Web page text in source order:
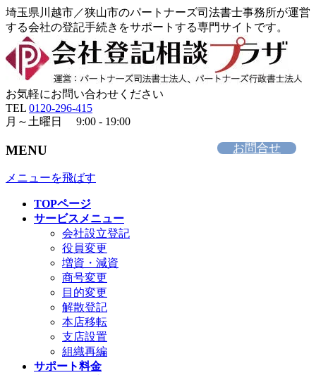
埼玉県川越市／狭山市のパートナーズ司法書士事務所が運営
する会社の登記手続きをサポートする専門サイトです。
お気軽にお問い合わせください
TEL 0120-296-415
月～土曜日 9:00 - 19:00
お問合せ
MENU
メニューを飛ばす
TOPページ
サービスメニュー
会社設立登記
役員変更
増資・減資
商号変更
目的変更
解散登記
本店移転
支店設置
組織再編
サポート料金